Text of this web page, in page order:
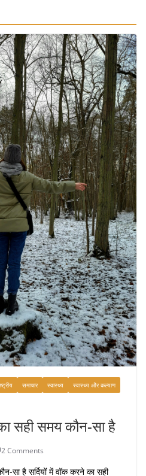
के लिए 8 बेहतरीन वॉकिंग
1 महीने में पाएं 3-4 किलो कम
31, 2026 1 Comment
कीबोर्ड शॉर्टकट्स जो आपकी
को दोगुना कर देंगे
7, 2026 0 Comments
समाचार स्वास्थ्य
स्वास्थ्य और कल्याण
सही समय कौन-सा है
2 Comments
सा है सर्दियों में वॉक करने का सही